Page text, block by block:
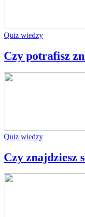
Quiz wiedzy
Czy potrafisz
Quiz wiedzy
Czy znajdziesz